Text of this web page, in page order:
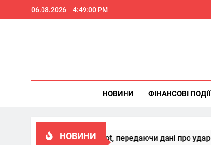
06.08.2026 4:49:01 PM
НОВИНИ ФІНАНСОВІ ПОДІЇ
НОВИНИ
Patriot, передаючи дані про удари РФ